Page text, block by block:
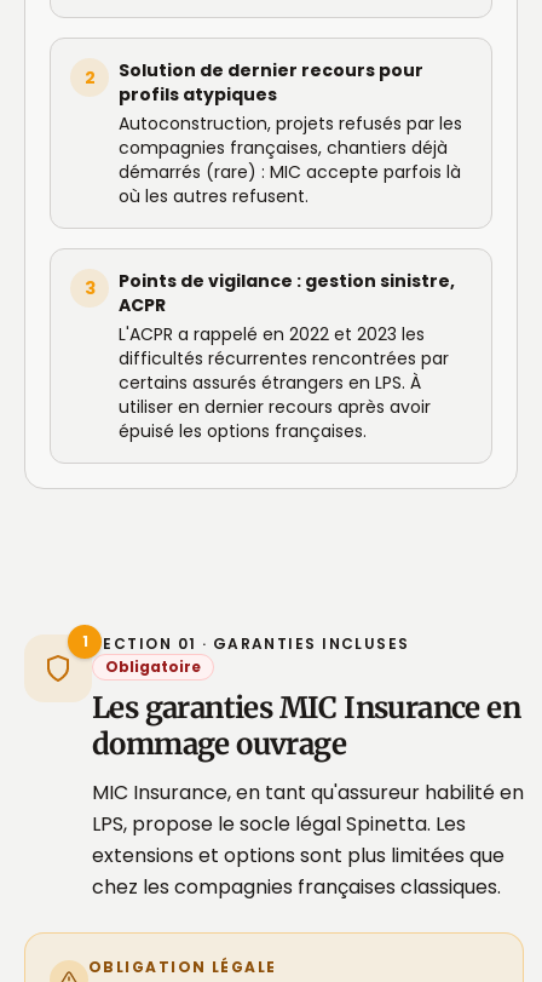
2
Solution de dernier recours pour
profils atypiques
Autoconstruction, projets refusés par les
compagnies françaises, chantiers déjà
démarrés (rare) : MIC accepte parfois là
où les autres refusent.
3
Points de vigilance : gestion sinistre,
ACPR
L'ACPR a rappelé en 2022 et 2023 les
difficultés récurrentes rencontrées par
certains assurés étrangers en LPS. À
utiliser en dernier recours après avoir
épuisé les options françaises.
1
SECTION 01 · GARANTIES INCLUSES
Obligatoire
Les garanties MIC Insurance en
dommage ouvrage
MIC Insurance, en tant qu'assureur habilité en
LPS, propose le socle légal Spinetta. Les
extensions et options sont plus limitées que
chez les compagnies françaises classiques.
OBLIGATION LÉGALE